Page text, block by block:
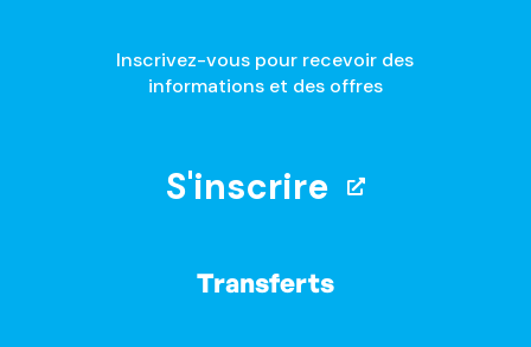
Inscrivez-vous pour recevoir des
informations et des offres
S'inscrire
Transferts